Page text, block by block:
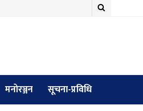
मनोरञ्जन सूचना-प्रविधि